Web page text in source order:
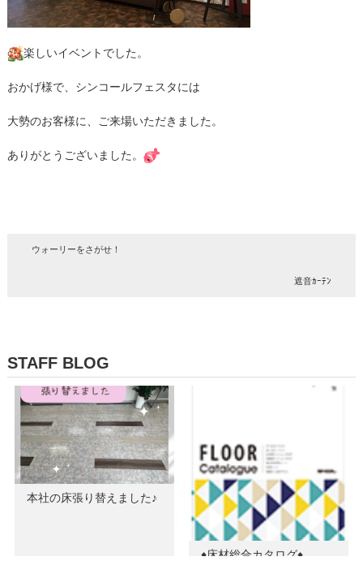
楽しいイベントでした。
おかげ様で、シンコールフェスタには
大勢のお客様に、ご来場いただきました。
ありがとうございました。
ウォーリーをさがせ！
遮音ｶｰﾃﾝ
STAFF BLOG
本社の床張り替えました♪
♦床材総合カタログ♦